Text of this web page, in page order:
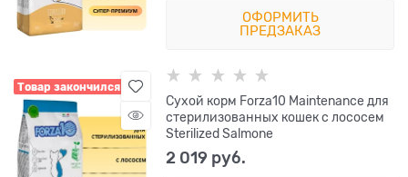
ОФОРМИТЬ
ПРЕДЗАКАЗ
Товар закончился
Сухой корм Forza10 Maintenance для
стерилизованных кошек с лососем
Sterilized Salmone
2 019 руб.